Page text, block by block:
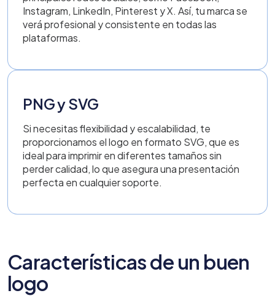
Instagram, LinkedIn, Pinterest y X. Así, tu marca se
verá profesional y consistente en todas las
plataformas.
PNG y SVG
Si necesitas flexibilidad y escalabilidad, te
proporcionamos el logo en formato SVG, que es
ideal para imprimir en diferentes tamaños sin
perder calidad, lo que asegura una presentación
perfecta en cualquier soporte.
Características de un buen
logo